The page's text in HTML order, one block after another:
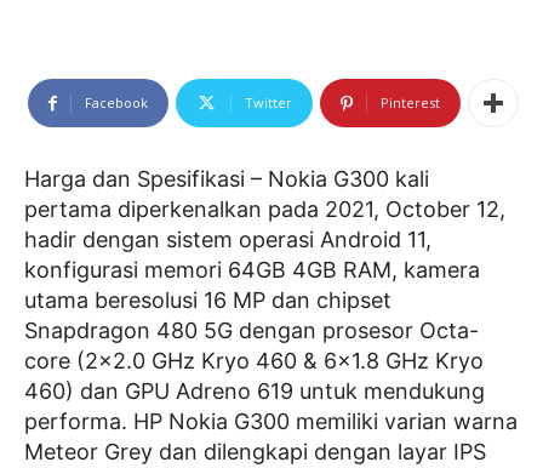
Facebook Twitter Pinterest
Harga dan Spesifikasi – Nokia G300 kali
pertama diperkenalkan pada 2021, October 12,
hadir dengan sistem operasi Android 11,
konfigurasi memori 64GB 4GB RAM, kamera
utama beresolusi 16 MP dan chipset
Snapdragon 480 5G dengan prosesor Octa-
core (2×2.0 GHz Kryo 460 & 6×1.8 GHz Kryo
460) dan GPU Adreno 619 untuk mendukung
performa. HP Nokia G300 memiliki varian warna
Meteor Grey dan dilengkapi dengan layar IPS